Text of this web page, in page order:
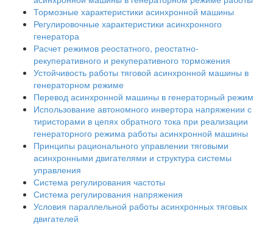
Тормозные характеристики асинхронной машины
Регулировочные характеристики асинхронного
генератора
Расчет режимов реостатного, реостатно-
рекуперативного и рекуперативного торможения
Устойчивость работы тяговой асинхронной машины в
генераторном режиме
Перевод асинхронной машины в генераторный режим
Использование автономного инвертора напряжении с
тиристорами в цепях обратного тока при реализации
генераторного режима работы асинхронной машины
Принципы рационального управлении тяговыми
асинхронными двигателями и структура системы
управления
Система регулирования частоты
Система регулирования напряжения
Условия параллельной работы асинхронных тяговых
двигателей